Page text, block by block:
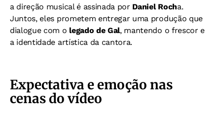
a direção musical é assinada por Daniel Rocha.
Juntos, eles prometem entregar uma produção que
dialogue com o legado de Gal, mantendo o frescor e
a identidade artística da cantora.
Expectativa e emoção nas
cenas do vídeo